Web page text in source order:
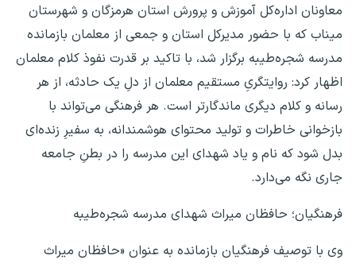
معاونان اداره‌کل آموزش و پرورش استان هرمزگان و شهرستان
میناب که با حضور مدیرکل استان و جمعی از معلمان بازمانده
مدرسه شجره‌طیبه برگزار شد، با تاکید بر قدرت نفوذ کلام معلمان
اظهار کرد: روایتگریِ مستقیم معلمان از دلِ یک حادثه، از هر
رسانه و کلام دیگری ماندگارتر است. هر فرهنگی می‌تواند با
بازخوانی خاطرات و تولید محتوای هوشمندانه، به سفیرِ زنده‌ای
بدل شود که نام و یاد شهدای این مدرسه را در بطنِ جامعه
جاری نگه می‌دارد.
فرهنگیان؛ حافظان میراث شهدای مدرسه شجره‌طیبه
وی با توصیف فرهنگیان بازمانده به عنوان «حافظان میراث